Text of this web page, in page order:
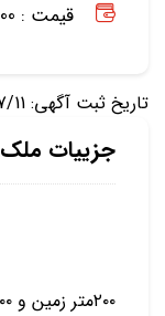
قیمت : 750,000,000 تومان /
تاریخ ثبت آگهی: 1404/07/11
جزییات ملک
۲۰۰متر زمین و ۱۰۰متر بنا